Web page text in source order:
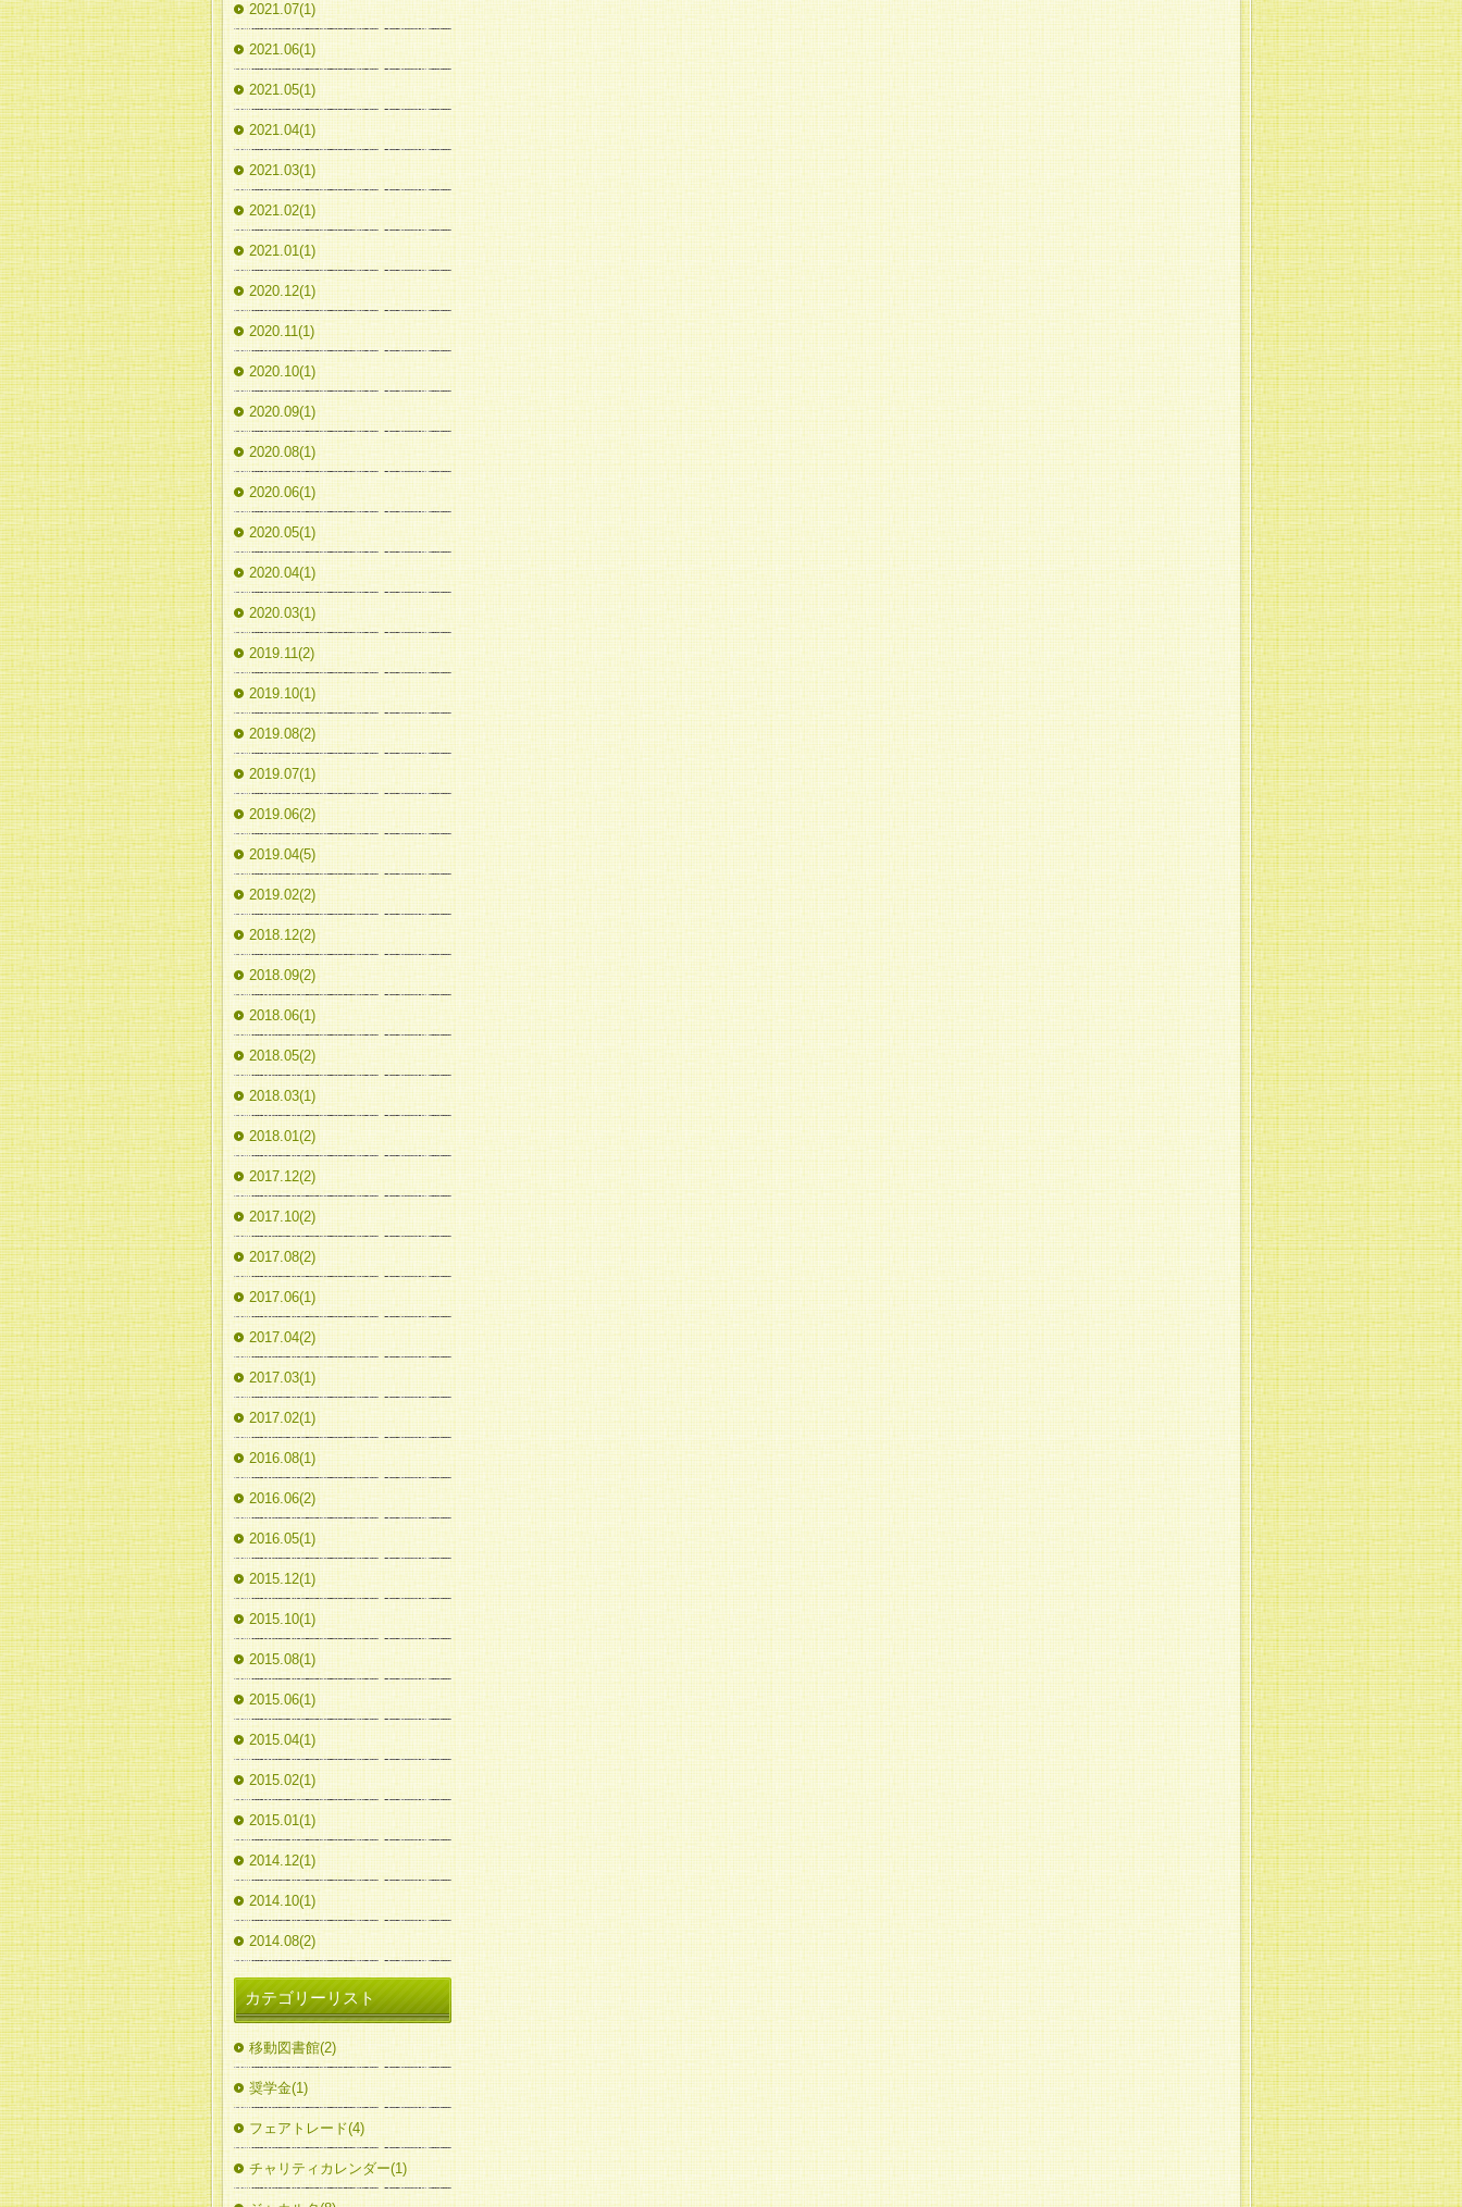
2021.07(1)
2021.06(1)
2021.05(1)
2021.04(1)
2021.03(1)
2021.02(1)
2021.01(1)
2020.12(1)
2020.11(1)
2020.10(1)
2020.09(1)
2020.08(1)
2020.06(1)
2020.05(1)
2020.04(1)
2020.03(1)
2019.11(2)
2019.10(1)
2019.08(2)
2019.07(1)
2019.06(2)
2019.04(5)
2019.02(2)
2018.12(2)
2018.09(2)
2018.06(1)
2018.05(2)
2018.03(1)
2018.01(2)
2017.12(2)
2017.10(2)
2017.08(2)
2017.06(1)
2017.04(2)
2017.03(1)
2017.02(1)
2016.08(1)
2016.06(2)
2016.05(1)
2015.12(1)
2015.10(1)
2015.08(1)
2015.06(1)
2015.04(1)
2015.02(1)
2015.01(1)
2014.12(1)
2014.10(1)
2014.08(2)
カテゴリーリスト
移動図書館(2)
奨学金(1)
フェアトレード(4)
チャリティカレンダー(1)